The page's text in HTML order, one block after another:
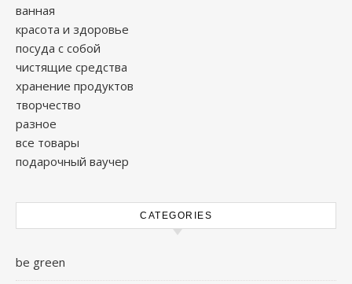
ванная
красота и здоровье
посуда с собой
чистящие средства
хранение продуктов
творчество
разное
все товары
подарочный ваучер
CATEGORIES
be green